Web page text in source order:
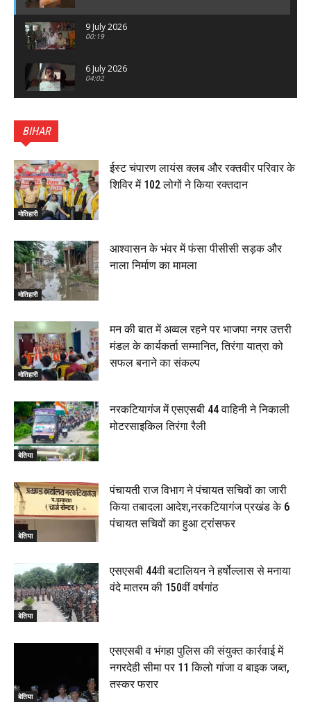
9 July 2026
00:19
6 July 2026
04:02
का भव्य पथ संचलन, 5 July 2026
00:22
बेतिया : मझौलिया में 1.24 क्विंटल गांजा के साथ बोलेरो ज़ब्त, दो
तस्कर गिरफ्तार, 4 July 2026
00:39
00:33
रक्सौल : सुरक्षा जॉंच को सोना-चांदी दुकानों का एसडीपीओ और
थानाध्यक्ष ने किया निरीक्षण, 19 June 2026
बेतिया में सगे भाई ने मां के साथ मिलकर की भाई की हत्या, शव
जलाया, दोनों गिरफ्तार, 14 June 2026
00:12
मोतिहारी। NDA सरकार, 12 साल विश्वास के, मीडिया संवाद में
सांसद रधामोहन सिंह, 13 June 2026
02:19
BIHAR
मोतिहारी
ईस्ट चंपारण लायंस क्लब और रक्तवीर परिवार के
शिविर में 102 लोगों ने किया रक्तदान
मोतिहारी
आश्वासन के भंवर में फंसा पीसीसी सड़क और
नाला निर्माण का मामला
मोतिहारी
मन की बात में अव्वल रहने पर भाजपा नगर उत्तरी
मंडल के कार्यकर्ता सम्मानित, तिरंगा यात्रा को
सफल बनाने का संकल्प
बेतिया
नरकटियागंज में एसएसबी 44 वाहिनी ने निकाली
मोटरसाइकिल तिरंगा रैली
बेतिया
पंचायती राज विभाग ने पंचायत सचिवों का जारी
किया तबादला आदेश,नरकटियागंज प्रखंड के 6
पंचायत सचिवों का हुआ ट्रांसफर
बेतिया
एसएसबी 44वी बटालियन ने हर्षोल्लास से मनाया
वंदे मातरम की 150वीं वर्षगांठ
बेतिया
एसएसबी व भंगहा पुलिस की संयुक्त कार्रवाई में
नगरदेही सीमा पर 11 किलो गांजा व बाइक जब्त,
तस्कर फरार